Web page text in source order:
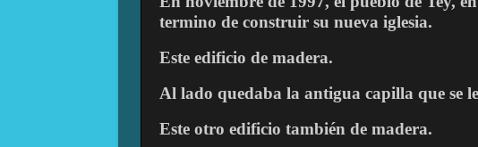
termino de construir su nueva iglesia.
Este edificio de madera.
Al lado quedaba la antigua capilla que se
Este otro edificio también de madera.